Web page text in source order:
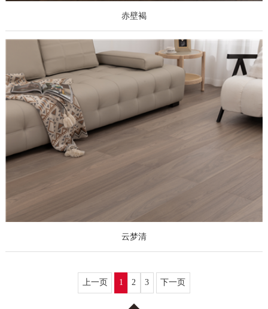
赤壁褐
云梦清
上一页 1 2 3 下一页